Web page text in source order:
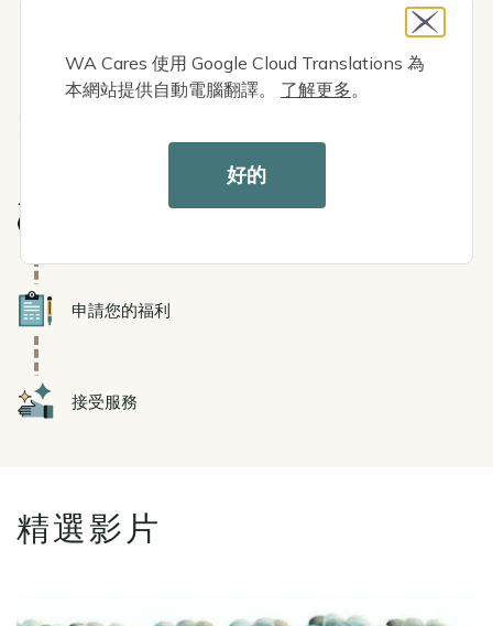
Icon
Icon 申請您的福利
Icon 接受服務
精選影片
WA Cares 使用 Google Cloud Translations 為
本網站提供自動電腦翻譯。 了解更多。
好的